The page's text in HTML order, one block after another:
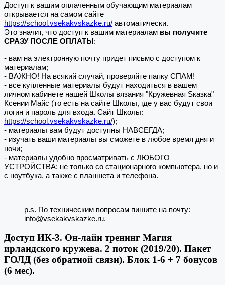
Доступ к вашим оплаченным обучающим материалам
открывается на самом сайте
https://school.vsekakvskazke.ru/ автоматически.
Это значит, что доступ к вашим материалам вы получите
СРАЗУ ПОСЛЕ ОПЛАТЫ:
- вам на электронную почту придет письмо с доступом к
материалам;
- ВАЖНО! На всякий случай, проверяйте папку СПАМ!
- все купленные материалы будут находиться в вашем
личном кабинете нашей Школы вязания "Кружевная Sказка"
Ксении Майс (то есть на сайте Школы, где у вас будут свои
логин и пароль для входа. Сайт Школы:
https://school.vsekakvskazke.ru/);
- материалы вам будут доступны НАВСЕГДА;
- изучать ваши материалы вы сможете в любое время дня и
ночи;
- материалы удобно просматривать с ЛЮБОГО
УСТРОЙСТВА: не только со стационарного компьютера, но и
с ноутбука, а также с планшета и телефона.
p.s. По техническим вопросам пишите на почту:
info@vsekakvskazke.ru.
Доступ ИК-3. Он-лайн тренинг Магия
ирландского кружева. 2 поток (2019/20). Пакет
ГОЛД (без обратной связи). Блок 1-6 + 7 бонусов
(6 мес).